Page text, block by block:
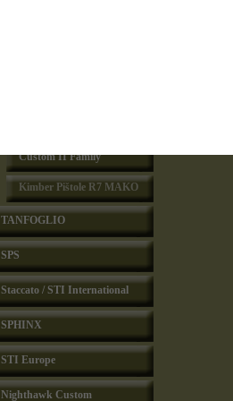
Custom II Family
Kimber Pištole R7 MAKO
TANFOGLIO
SPS
Staccato / STI International
SPHINX
STI Europe
Nighthawk Custom